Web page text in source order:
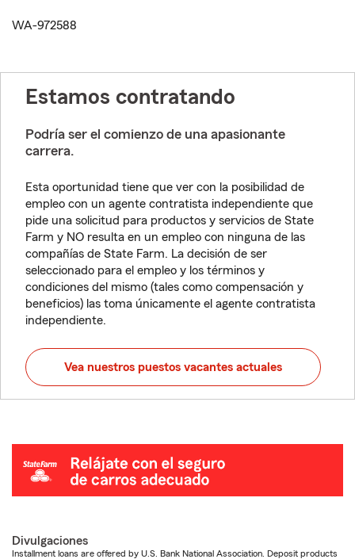
WA-972588
Estamos contratando
Podría ser el comienzo de una apasionante
carrera.
Esta oportunidad tiene que ver con la posibilidad de
empleo con un agente contratista independiente que
pide una solicitud para productos y servicios de State
Farm y NO resulta en un empleo con ninguna de las
compañías de State Farm. La decisión de ser
seleccionado para el empleo y los términos y
condiciones del mismo (tales como compensación y
beneficios) las toma únicamente el agente contratista
independiente.
Vea nuestros puestos vacantes actuales
Divulgaciones
Installment loans are offered by U.S. Bank National Association. Deposit products